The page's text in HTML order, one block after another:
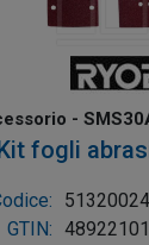
-
fogli
foglio) x10
GTIN: